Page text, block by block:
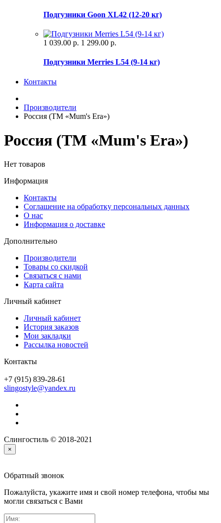
Подгузники Goon XL42 (12-20 кг)
1 039.00 р. 1 299.00 р.
Подгузники Merries L54 (9-14 кг)
Контакты
Производители
Россия (ТМ «Mum's Era»)
Россия (ТМ «Mum's Era»)
Нет товаров
Информация
Контакты
Соглашение на обработку персональных данных
О нас
Информация о доставке
Дополнительно
Производители
Товары со скидкой
Связаться с нами
Карта сайта
Личный кабинет
Личный кабинет
История заказов
Мои закладки
Рассылка новостей
Контакты
+7 (915) 839-28-61
slingostyle@yandex.ru
Слингостиль © 2018-2021
×
Обратный звонок
Пожалуйста, укажите имя и свой номер телефона, чтобы мы
могли связаться с Вами